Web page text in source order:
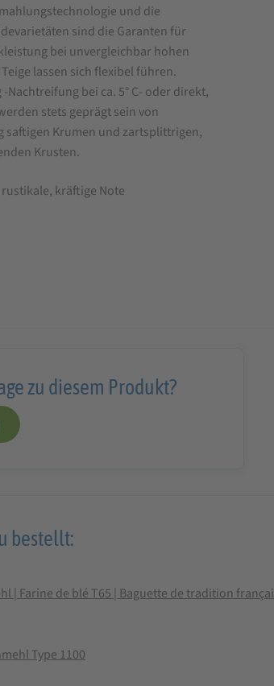
und die
sind die Garanten für
bei unvergleichbar hohen
lassen sich flexibel führen.
Nachtreifung bei ca. 5° C- oder direkt,
stets geprägt sein von
saftigen Krumen und zartsplittrigen,
Krusten.
kräftige Note
zu diesem Produkt?
bestellt:
| Farine de blé T65 | Baguette de tradition
Type 1100